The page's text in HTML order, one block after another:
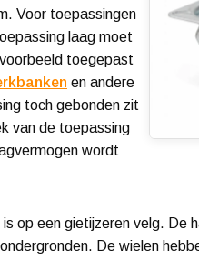
Voor toepassingen
laag moet
toegepast
en andere
toch gebonden zit
van de toepassing
wordt
op een gietijzeren velg. De
De wielen